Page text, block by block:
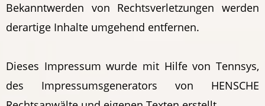
Bekanntwerden von Rechtsverletzungen werden
derartige Inhalte umgehend entfernen.
Dieses Impressum wurde mit Hilfe von Tennsys,
des Impressumsgenerators von HENSCHE